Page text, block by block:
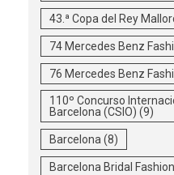
43.ª Copa del Rey
74 Mercedes Benz
76 Mercedes Benz
110º Concurso
Barcelona (CSIO) (9)
Barcelona (8)
Barcelona Bridal